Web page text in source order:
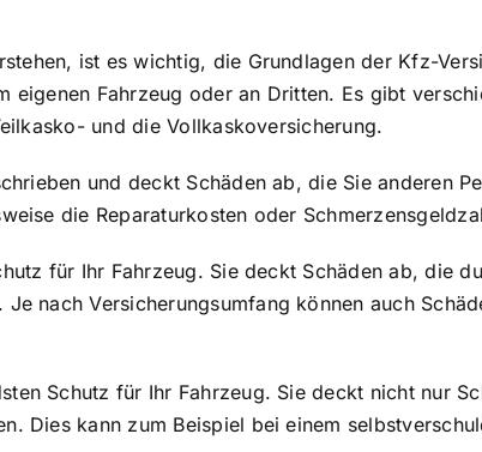
ist es wichtig, die Grundlagen der Kfz-
eigenen Fahrzeug oder an Dritten. Es gibt
und die Vollkaskoversicherung.
und deckt Schäden ab, die Sie anderen
die Reparaturkosten oder
für Ihr Fahrzeug. Sie deckt Schäden ab, die
nach Versicherungsumfang können auch
Schutz für Ihr Fahrzeug. Sie deckt nicht nur
Dies kann zum Beispiel bei einem